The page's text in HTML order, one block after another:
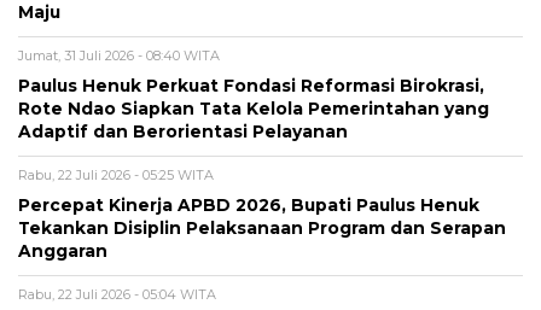
Maju
Jumat, 31 Juli 2026 - 08:40 WITA
Paulus Henuk Perkuat Fondasi Reformasi Birokrasi,
Rote Ndao Siapkan Tata Kelola Pemerintahan yang
Adaptif dan Berorientasi Pelayanan
Rabu, 22 Juli 2026 - 05:25 WITA
Percepat Kinerja APBD 2026, Bupati Paulus Henuk
Tekankan Disiplin Pelaksanaan Program dan Serapan
Anggaran
Rabu, 22 Juli 2026 - 05:04 WITA